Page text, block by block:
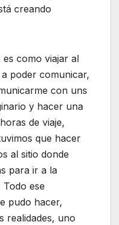
creando
es como viajar al
poder comunicar,
con uns
y hacer una
de viaje,
que hacer
al sitio donde
para ir a la
Todo ese
pudo hacer,
realidades, uno